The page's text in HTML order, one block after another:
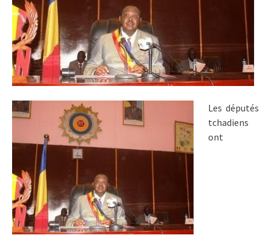
Les députés
tchadiens
ont